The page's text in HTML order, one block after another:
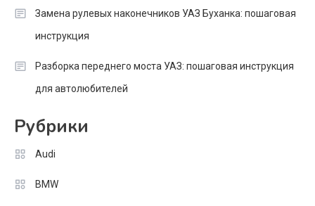
Замена рулевых наконечников УАЗ Буханка: пошаговая
инструкция
Разборка переднего моста УАЗ: пошаговая инструкция
для автолюбителей
Рубрики
Audi
BMW